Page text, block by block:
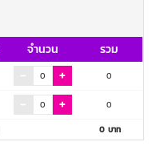
จำนวน รวม
0
0
0 บาท